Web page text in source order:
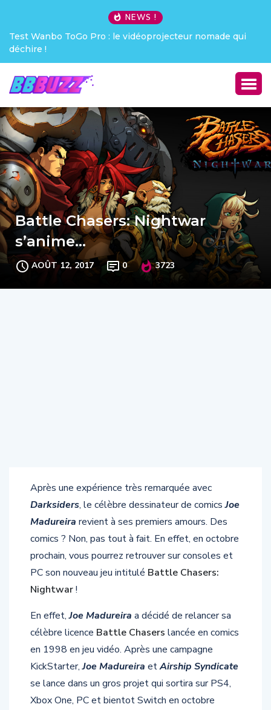
NEWS !
Test Wanbo ToGo Pro : le vidéoprojecteur nomade qui
déchire !
Battle Chasers: Nightwar
s’anime…
AOÛT 12, 2017 0 3723
Après une expérience très remarquée avec
Darksiders, le célèbre dessinateur de comicsJoe
Madureira revient à ses premiers amours. Des
comics ? Non, pas tout à fait. En effet, en octobre
prochain, vous pourrez retrouver sur consoles et
PC son nouveau jeu intitulé Battle Chasers:
Nightwar!
En effet,Joe Madureira a décidé de relancer sa
célèbre licence Battle Chasers lancée en comics
en 1998 en jeu vidéo. Après une campagne
KickStarter,Joe Madureira etAirship Syndicate
se lance dans un gros projet qui sortira sur PS4,
Xbox One, PC et bientot Switch en octobre